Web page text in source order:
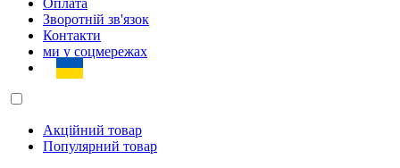
Оплата
Зворотній зв'язок
Контакти
ми у соцмережах
Акційний товар
Популярний товар